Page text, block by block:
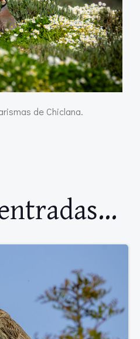
de Chiclana.